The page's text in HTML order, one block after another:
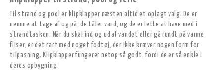
Til strand og pool er klipklapper næsten altid et oplagt valg. De er
nemme at tage af og på, de tåler vand, og de er lette at have med i
strandtasken. Når du skal ind og ud af vandet eller gå rundt på varme
fliser, er det rart med noget fodtøj, der ikke kræver nogen form for
tilpasning. Klipklapper fungerer netop så godt, fordi de er så enkle i
deres opbygning.